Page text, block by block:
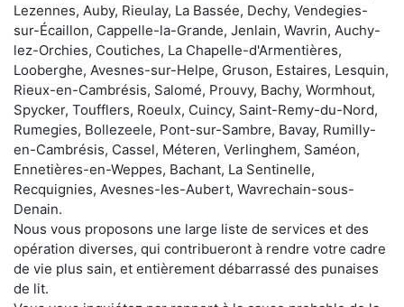
Lezennes, Auby, Rieulay, La Bassée, Dechy, Vendegies-
sur-Écaillon, Cappelle-la-Grande, Jenlain, Wavrin, Auchy-
lez-Orchies, Coutiches, La Chapelle-d'Armentières,
Looberghe, Avesnes-sur-Helpe, Gruson, Estaires, Lesquin,
Rieux-en-Cambrésis, Salomé, Prouvy, Bachy, Wormhout,
Spycker, Toufflers, Roeulx, Cuincy, Saint-Remy-du-Nord,
Rumegies, Bollezeele, Pont-sur-Sambre, Bavay, Rumilly-
en-Cambrésis, Cassel, Méteren, Verlinghem, Saméon,
Ennetières-en-Weppes, Bachant, La Sentinelle,
Recquignies, Avesnes-les-Aubert, Wavrechain-sous-
Denain.
Nous vous proposons une large liste de services et des
opération diverses, qui contribueront à rendre votre cadre
de vie plus sain, et entièrement débarrassé des punaises
de lit.